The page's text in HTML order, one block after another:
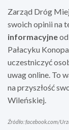
Zarząd Dróg
swoich opinii na
informacyjne
Pałacyku
uczestniczyć
uwag online. To
na przyszłość
Wileńskiej.
Źródło: facebook.com/